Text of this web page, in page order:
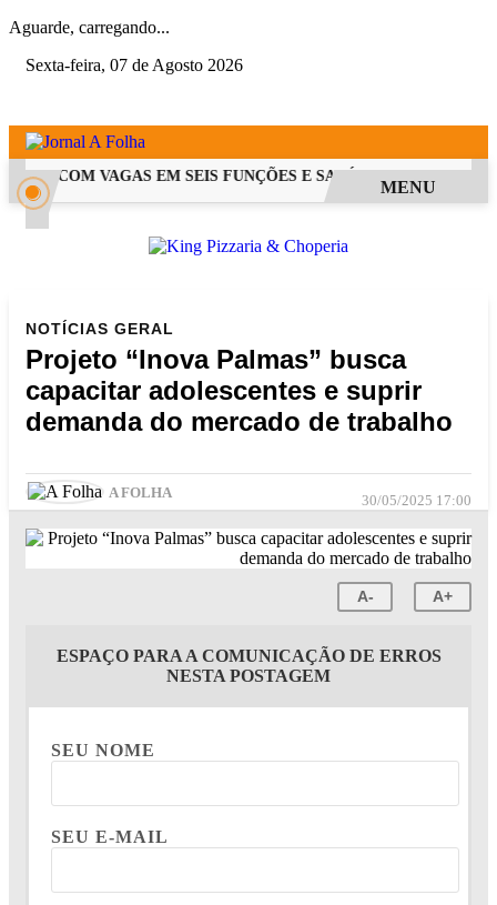
Aguarde, carregando...
Sexta-feira, 07 de Agosto 2026
PSS COM VAGAS EM SEIS FUNÇÕES E SALÁRIOS QUE CHEGAM
MENU
NOTÍCIAS GERAL
Projeto “Inova Palmas” busca
capacitar adolescentes e suprir
demanda do mercado de trabalho
A FOLHA 30/05/2025 17:00
A- A+
ESPAÇO PARA A COMUNICAÇÃO DE ERROS
NESTA POSTAGEM
SEU NOME
SEU E-MAIL